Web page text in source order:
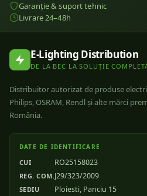
Garanție & suport tehnic
Livrare 24–48h
E-Lighting Distribution
DE LA BEC LA SOLUȚIE
Distribuitor autorizat de produse
Philips, OSRAM, Rendl și alte mărci
România.
DATE DE IDENTIFICARE
CUI RO25158023
REG. COM.J29/323/2009
SEDIU Ploiesti, Panciu 15